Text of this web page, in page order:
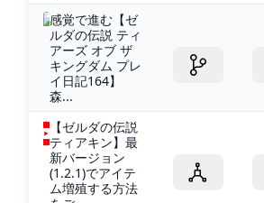
感覚で進む【ゼ
ルダの伝説 ティ
アーズ オブ ザ
キングダム プレ
イ日記164】
森...
【ゼルダの伝説
ティアキン】最
新バージョン
(1.2.1)でアイテ
ム増殖する方法